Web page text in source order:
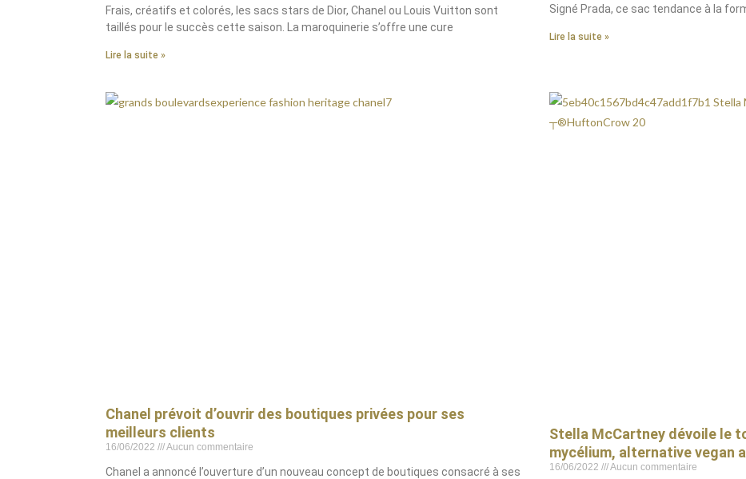
Frais, créatifs et colorés, les sacs stars de Dior, Chanel ou Louis Vuitton sont
taillés pour le succès cette saison. La maroquinerie s’offre une cure
Lire la suite »
Signé Prada, ce sac tendance à la
Lire la suite »
Chanel prévoit d’ouvrir des boutiques privées pour ses
meilleurs clients
16/06/2022 Aucun commentaire
Chanel a annoncé l’ouverture d’un nouveau concept de boutiques consacré à ses
Stella McCartney dévoile le
mycélium, alternative vegan
16/06/2022 Aucun commentaire